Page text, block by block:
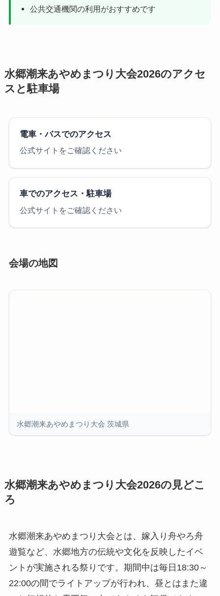
公共交通機関の利用がおすすめです
水郷潮来あやめまつり大会2026のアクセ
スと駐車場
電車・バスでのアクセス
公式サイトをご確認ください
車でのアクセス・駐車場
公式サイトをご確認ください
会場の地図
水郷潮来あやめまつり大会 茨城県
水郷潮来あやめまつり大会2026の見どこ
ろ
水郷潮来あやめまつり大会とは、嫁入り舟やろ舟
遊覧など、水郷地方の伝統や文化を反映したイベ
ントが実施される祭りです。期間中は毎日18:30～
22:00の間でライトアップが行われ、昼とはまた違